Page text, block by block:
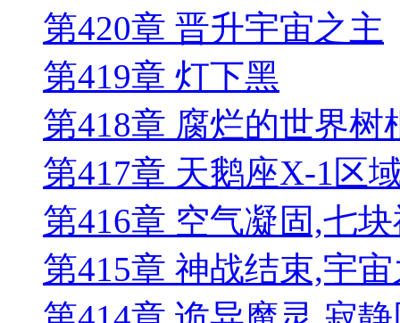
第420章 晋升宇宙之主
第419章 灯下黑
第418章 腐烂的世界树
第417章 天鹅座X-1区
第416章 空气凝固,七
第415章 神战结束,宇